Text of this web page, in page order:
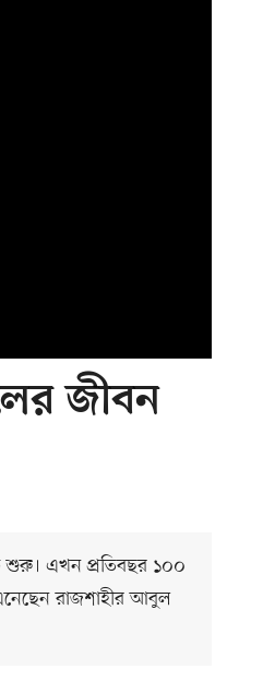
জীবন
শুরু। এখন প্রতিবছর ১০০
রাজশাহীর আবুল